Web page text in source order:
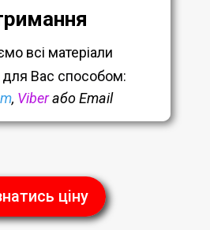
всі матеріали
для Вас способом:
, Viberабо Email
ціну